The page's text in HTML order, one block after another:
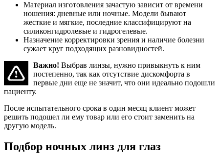
Материал изготовления зачастую зависит от времени
ношения: дневные или ночные. Модели бывают
жесткие и мягкие, последние классифицируют на
силиконгидролевые и гидрогелевые.
Назначение корректировки зрения и наличие болезни
сужает круг подходящих разновидностей.
Важно! Выбрав линзы, нужно привыкнуть к ним
постепенно, так как отсутствие дискомфорта в
первые дни еще не значит, что они идеально подошли
пациенту.
После испытательного срока в один месяц клиент может
решить подошел ли ему товар или его стоит заменить на
другую модель.
Подбор ночных линз для глаз